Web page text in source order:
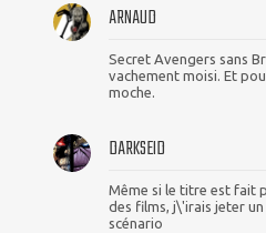
ARNAUD
Secret Avengers sans
vachement moisi. Et
moche.
DARKSEID
Même si le titre est fait
des films, j\'irais jeter
scénario